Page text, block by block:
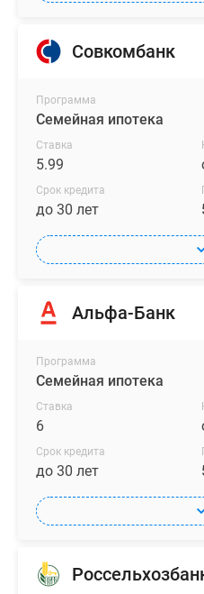
Совкомбанк
Программа
Семейная ипотека
Ставка
5.99
Срок кредита
до 30 лет
Альфа-Банк
Программа
Семейная ипотека
Ставка
6
Срок кредита
до 30 лет